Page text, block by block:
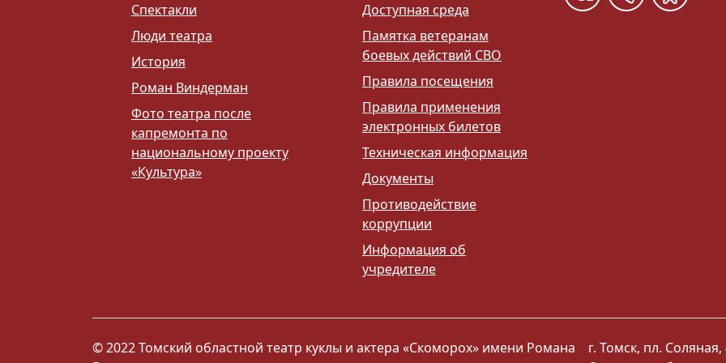
Спектакли
Люди театра
История
Роман Виндерман
Фото театра после
капремонта по
национальному проекту
«Культура»
Доступная среда
Памятка ветеранам
боевых действий СВО
Правила посещения
Правила применения
электронных билетов
Техническая информация
Документы
Противодействие
коррупции
Информация об
учредителе
© 2022 Томский областной театр куклы и актера «Скоморох» имени Романа
г. Томск, пл. Соляная,